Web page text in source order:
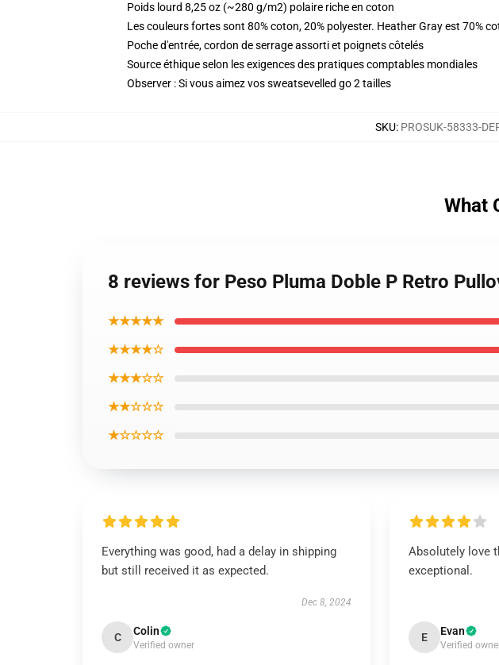
Poids lourd 8,25 oz (~280 g/m2) polaire riche en coton
Les couleurs fortes sont 80% coton, 20% polyester. Heather Gray est 70%
Poche d'entrée, cordon de serrage assorti et poignets côtelés
Source éthique selon les exigences des pratiques comptables mondiales
Observer : Si vous aimez vos sweatsevelled go 2 tailles
SKU: PROSUK-58333-
What
8 reviews for Peso Pluma Doble P Retro
★★★★★
★★★★☆
★★★☆☆
★★☆☆☆
★☆☆☆☆
Everything was good, had a delay in shipping
but still received it as expected.
Dec 8, 2024
C Colin
Verified owner
Absolutely love
exceptional.
E Evan
Verified